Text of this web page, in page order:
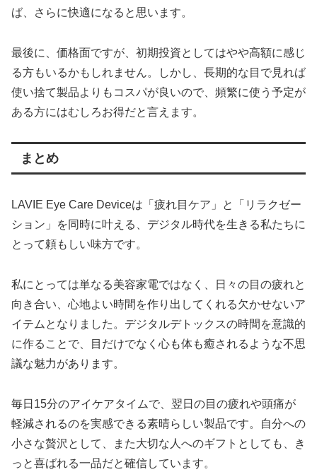
ば、さらに快適になると思います。
最後に、価格面ですが、初期投資としてはやや高額に感じ
る方もいるかもしれません。しかし、長期的な目で見れば
使い捨て製品よりもコスパが良いので、頻繁に使う予定が
ある方にはむしろお得だと言えます。
まとめ
LAVIE Eye Care Deviceは「疲れ目ケア」と「リラクゼー
ション」を同時に叶える、デジタル時代を生きる私たちに
とって頼もしい味方です。
私にとっては単なる美容家電ではなく、日々の目の疲れと
向き合い、心地よい時間を作り出してくれる欠かせないア
イテムとなりました。デジタルデトックスの時間を意識的
に作ることで、目だけでなく心も体も癒されるような不思
議な魅力があります。
毎日15分のアイケアタイムで、翌日の目の疲れや頭痛が
軽減されるのを実感できる素晴らしい製品です。自分への
小さな贅沢として、また大切な人へのギフトとしても、き
っと喜ばれる一品だと確信しています。